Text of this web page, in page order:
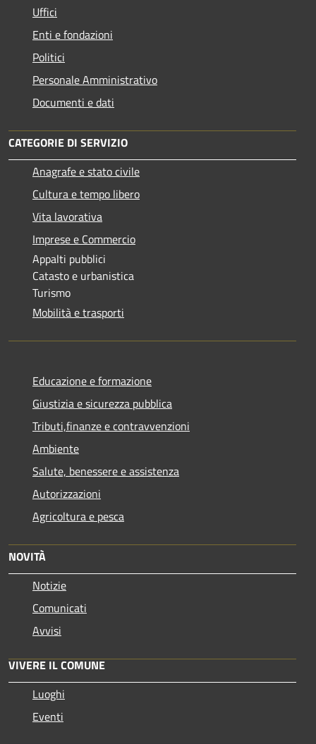
Uffici
Enti e fondazioni
Politici
Personale Amministrativo
Documenti e dati
CATEGORIE DI SERVIZIO
Anagrafe e stato civile
Cultura e tempo libero
Vita lavorativa
Imprese e Commercio
Appalti pubblici
Catasto e urbanistica
Turismo
Mobilità e trasporti
Educazione e formazione
Giustizia e sicurezza pubblica
Tributi,finanze e contravvenzioni
Ambiente
Salute, benessere e assistenza
Autorizzazioni
Agricoltura e pesca
NOVITÀ
Notizie
Comunicati
Avvisi
VIVERE IL COMUNE
Luoghi
Eventi